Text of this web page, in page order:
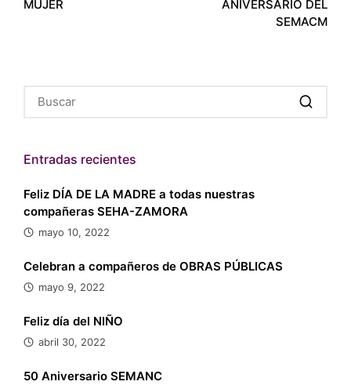
MUJER
ANIVERSARIO DEL
SEMACM
Entradas recientes
Feliz DÍA DE LA MADRE a todas nuestras
compañeras SEHA-ZAMORA
mayo 10, 2022
Celebran a compañeros de OBRAS PÚBLICAS
mayo 9, 2022
Feliz día del NIÑO
abril 30, 2022
50 Aniversario SEMANC